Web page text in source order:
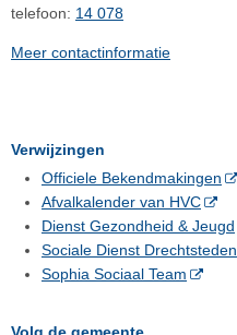
telefoon: 14 078
Meer contactinformatie
Verwijzingen
Officiele Bekendmakingen
Afvalkalender van HVC
Dienst Gezondheid & Jeugd
Sociale Dienst Drechtsteden
Sophia Sociaal Team